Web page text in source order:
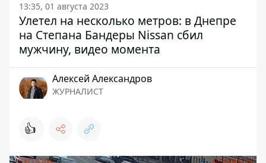
13:35, 01 августа 2023
Улетел на несколько метров: в Днепре
на Степана Бандеры Nissan сбил
мужчину, видео момента
Алексей Александров
ЖУРНАЛИСТ
👍